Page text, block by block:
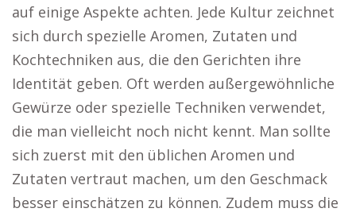
auf einige Aspekte achten. Jede Kultur zeichnet
sich durch spezielle Aromen, Zutaten und
Kochtechniken aus, die den Gerichten ihre
Identität geben. Oft werden außergewöhnliche
Gewürze oder spezielle Techniken verwendet,
die man vielleicht noch nicht kennt. Man sollte
sich zuerst mit den üblichen Aromen und
Zutaten vertraut machen, um den Geschmack
besser einschätzen zu können. Zudem muss die